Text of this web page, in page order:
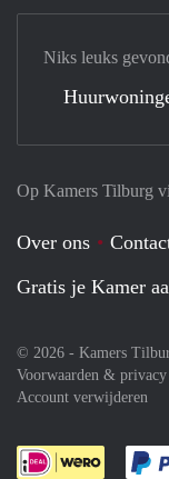
Op Kamers Tilburg
Over ons
Gratis je Kamer
© 2026 - Kamers
Voorwaarden & privacy
Account verwijderen
Niks leuks